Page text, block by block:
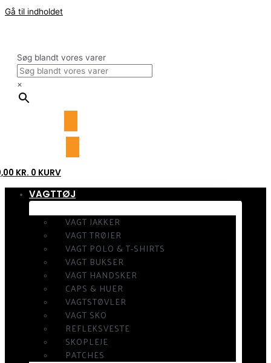
Gå til indholdet
Søg blandt vores varer
×
KR. 0 KURV
VAGTTØJ
VAGT JAKKER
VAGT TRØJER
VAGT POLO & T-SHIRTS
VAGT BUKSER
VAGT HANDSKER
CAPS & HUER
VAGTSTØVLER
VAGT SKO
REFLEKSVESTE
SKOPLEJE
PATCHES